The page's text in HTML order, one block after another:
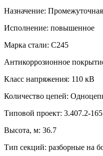
Назначение: Промежуточная
Исполнение: повышенное
Марка стали: С245
Антикоррозионное
Класс напряжения: 110 кВ
Количество цепей:
Типовой проект: 3.407.2-
Высота, м: 36.7
Тип секций: разборные на